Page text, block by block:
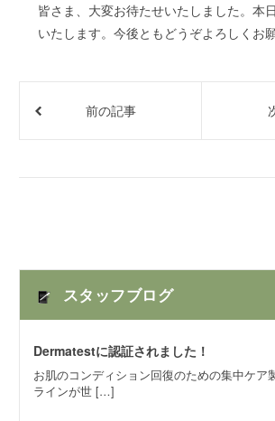
皆さま、大変お待たせいたしました。本
いたします。今後ともどうぞよろしくお
前の記事
スタッフブログ
Dermatestに認証されました！
お肌のコンディション回復のための集中ケア
ラインが世 […]